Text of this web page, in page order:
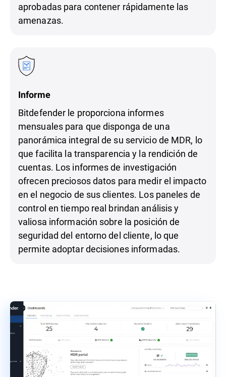
aprobadas para contener rápidamente las
amenazas.
Informe
Bitdefender le proporciona informes
mensuales para que disponga de una
panorámica integral de su servicio de MDR, lo
que facilita la transparencia y la rendición de
cuentas. Los informes de investigación
ofrecen preciosos datos para medir el impacto
en el negocio de sus clientes. Los paneles de
control en tiempo real brindan análisis y
valiosa información sobre la posición de
seguridad del entorno del cliente, lo que
permite adoptar decisiones informadas.